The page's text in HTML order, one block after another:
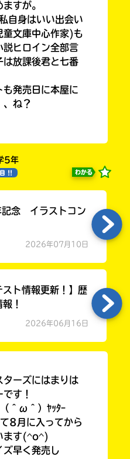
すが。
自身はいい出会い
文庫中心作家)も
説ヒロイン全部言
は放課後君と七番
も発売日に本屋に
、ね？
5年
!! わかる
記念 イラストコン
2026年07月10日
ト情報更新！】歴
！
2026年06月16日
ターズにはまりは
す！
＾ω＾）ﾔｯﾀｰ
8月に入ってから
ます(^o^)
ズ早く発売し